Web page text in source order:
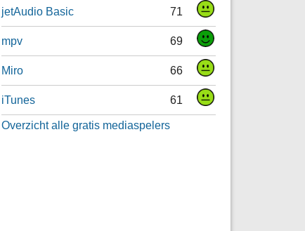
jetAudio Basic 71
mpv 69
Miro 66
iTunes
61
Overzicht alle gratis mediaspelers